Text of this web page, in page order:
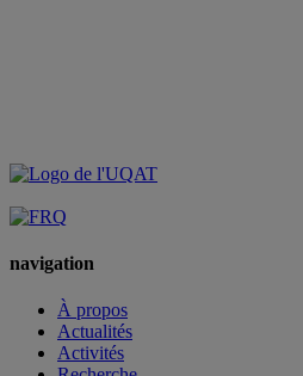
navigation
À propos
Actualités
Activités